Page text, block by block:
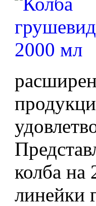
колба на
линейки